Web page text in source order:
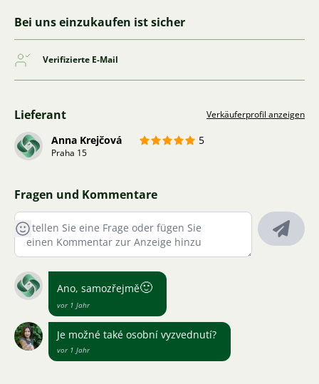
Bei uns einzukaufen ist sicher
Verifizierte E-Mail
Lieferant Verkäuferprofil anzeigen
Anna Krejčová 5
Praha 15
Fragen und Kommentare
Ano, samozřejmě🙂
vor 1 Jahr
Je možné také osobní vyzvednutí?
vor 1 Jahr